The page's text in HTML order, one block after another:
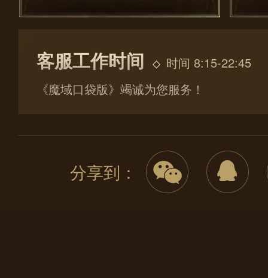
客服工作时间
时间 8:15-22:45
《魔域口袋版》竭诚为您服务！
分享到：